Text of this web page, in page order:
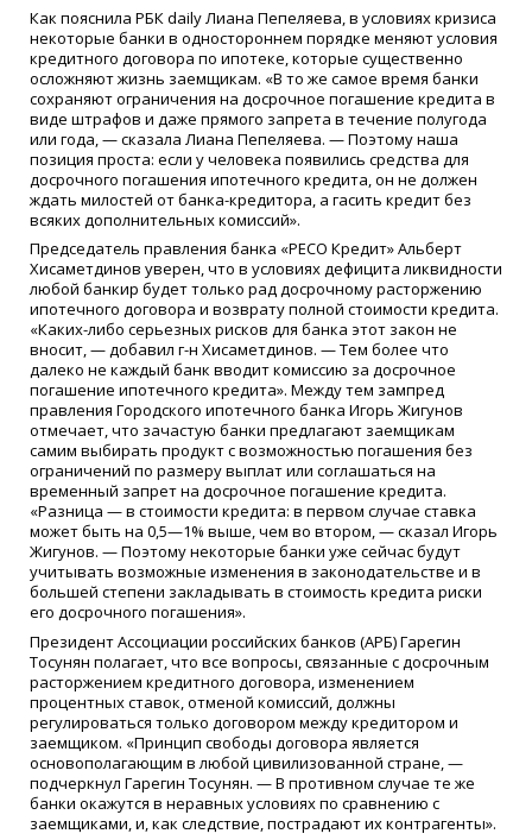
Как пояснила РБК daily Лиана Пепеляева, в условиях кризиса
некоторые банки в одностороннем порядке меняют условия
кредитного договора по ипотеке, которые существенно
осложняют жизнь заемщикам. «В то же самое время банки
сохраняют ограничения на досрочное погашение кредита в
виде штрафов и даже прямого запрета в течение полугода
или года, — сказала Лиана Пепеляева. — Поэтому наша
позиция проста: если у человека появились средства для
досрочного погашения ипотечного кредита, он не должен
ждать милостей от банка-кредитора, а гасить кредит без
всяких дополнительных комиссий».
Председатель правления банка «РЕСО Кредит» Альберт
Хисаметдинов уверен, что в условиях дефицита ликвидности
любой банкир будет только рад досрочному расторжению
ипотечного договора и возврату полной стоимости кредита.
«Каких-либо серьезных рисков для банка этот закон не
вносит, — добавил г-н Хисаметдинов. — Тем более что
далеко не каждый банк вводит комиссию за досрочное
погашение ипотечного кредита». Между тем зампред
правления Городского ипотечного банка Игорь Жигунов
отмечает, что зачастую банки предлагают заемщикам
самим выбирать продукт с возможностью погашения без
ограничений по размеру выплат или соглашаться на
временный запрет на досрочное погашение кредита.
«Разница — в стоимости кредита: в первом случае ставка
может быть на 0,5—1% выше, чем во втором, — сказал Игорь
Жигунов. — Поэтому некоторые банки уже сейчас будут
учитывать возможные изменения в законодательстве и в
большей степени закладывать в стоимость кредита риски
его досрочного погашения».
Президент Ассоциации российских банков (АРБ) Гарегин
Тосунян полагает, что все вопросы, связанные с досрочным
расторжением кредитного договора, изменением
процентных ставок, отменой комиссий, должны
регулироваться только договором между кредитором и
заемщиком. «Принцип свободы договора является
основополагающим в любой цивилизованной стране, —
подчеркнул Гарегин Тосунян. — В противном случае те же
банки окажутся в неравных условиях по сравнению с
заемщиками, и, как следствие, пострадают их контрагенты».